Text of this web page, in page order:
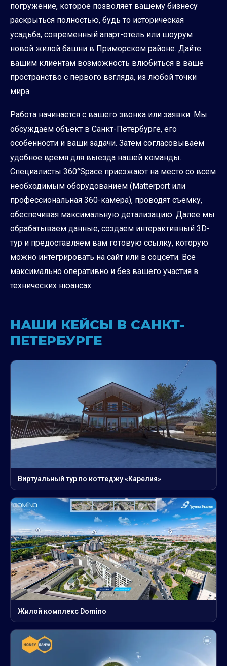
погружение, которое позволяет вашему бизнесу
раскрыться полностью, будь то историческая
усадьба, современный апарт-отель или шоурум
новой жилой башни в Приморском районе. Дайте
вашим клиентам возможность влюбиться в ваше
пространство с первого взгляда, из любой точки
мира.
Работа начинается с вашего звонка или заявки. Мы
обсуждаем объект в Санкт-Петербурге, его
особенности и ваши задачи. Затем согласовываем
удобное время для выезда нашей команды.
Специалисты 360°Space приезжают на место со всем
необходимым оборудованием (Matterport или
профессиональная 360-камера), проводят съемку,
обеспечивая максимальную детализацию. Далее мы
обрабатываем данные, создаем интерактивный 3D-
тур и предоставляем вам готовую ссылку, которую
можно интегрировать на сайт или в соцсети. Все
максимально оперативно и без вашего участия в
технических нюансах.
НАШИ КЕЙСЫ В САНКТ-
ПЕТЕРБУРГЕ
Виртуальный тур по коттеджу «Карелия»
Жилой комплекс Domino